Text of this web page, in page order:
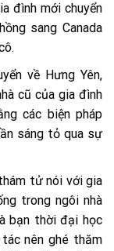
đình mới chuyển
sang Canada
về Hưng Yên,
cũ của gia đình
các biện pháp
sáng tỏ qua sự
tử nói với gia
trong ngôi nhà
bạn thời đại học
nên ghé thăm